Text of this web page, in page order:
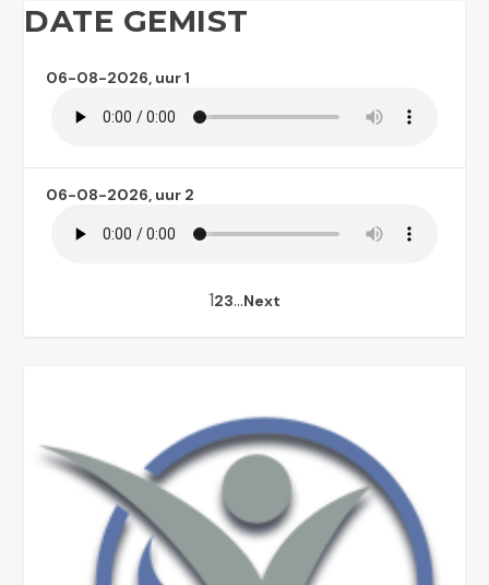
DATE GEMIST
06-08-2026, uur 1
06-08-2026, uur 2
123…Next